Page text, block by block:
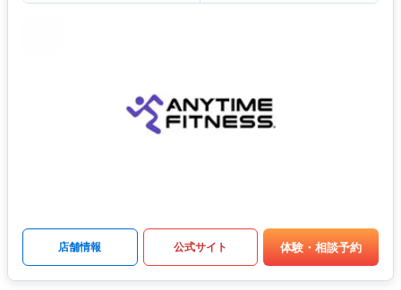
店舗情報 公式サイト 体験・相談予約